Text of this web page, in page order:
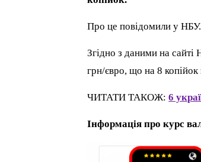
Про це повідомили у НБУ.
Згідно з даними на сайті
грн/євро, що на 8
ЧИТАТИ ТАКОЖ:6
Інформація про курс